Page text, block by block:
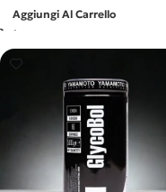
Aggiungi Al Carrello